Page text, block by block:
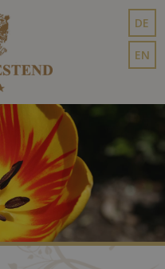
DE
EN